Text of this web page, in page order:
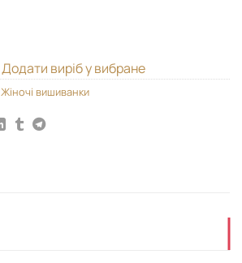
Додати виріб у вибране
Жіночі вишиванки